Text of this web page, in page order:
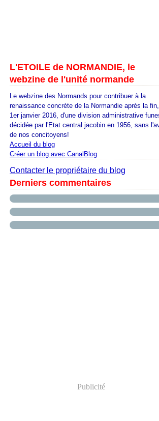
L'ETOILE de NORMANDIE, le
webzine de l'unité normande
Le webzine des Normands pour contribuer à la
renaissance concrète de la Normandie après la
1er janvier 2016, d'une division administrative
décidée par l'Etat central jacobin en 1956, sans
de nos concitoyens!
Accueil du blog
Créer un blog avec CanalBlog
Contacter le propriétaire du blog
Derniers commentaires
Publicité